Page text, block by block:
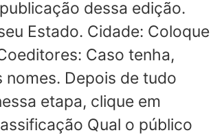
dessa edição.
Estado. Cidade: Coloque
Caso tenha,
nomes. Depois de tudo
etapa, clique em
Qual o público